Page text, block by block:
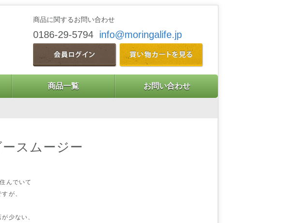
商品に関するお問い合わせ
0186-29-5794 info@moringalife.jp
商品一覧 お問い合わせ
スムージー
んでいて
が、
少ない、